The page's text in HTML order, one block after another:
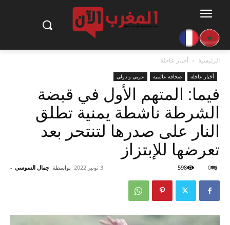
الرئيسية أخبار عاجلة
أخبار عاجلة صحافة عالمية عربي و دولي
فيما: المتهم الأول في قبضة
الشرطة ناشطة يمنية تطلق
النار على صدرها لتنتحر بعد
تعرضها للإبتزاز
بواسطة جمال السوسي - 3 نونبر 2022 0
598